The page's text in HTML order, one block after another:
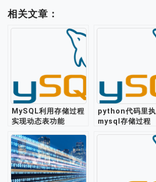
相关文章：
MySQL利用存储过程
实现动态表功能
python代码里
mysql存储过程